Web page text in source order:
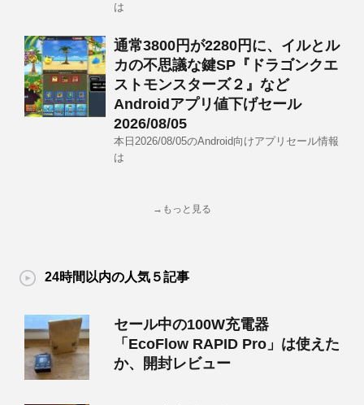
は
通常3800円が2280円に、イルとル
カの不思議な鍵SP『ドラゴンクエ
ストモンスターズ２』など
Androidアプリ値下げセール
2026/08/05
本日2026/08/05のAndroid向けアプリセール情報
は
→もっと見る
24時間以内の人気５記事
セール中の100W充電器
「EcoFlow RAPID Pro」は使えた
か、開封レビュー